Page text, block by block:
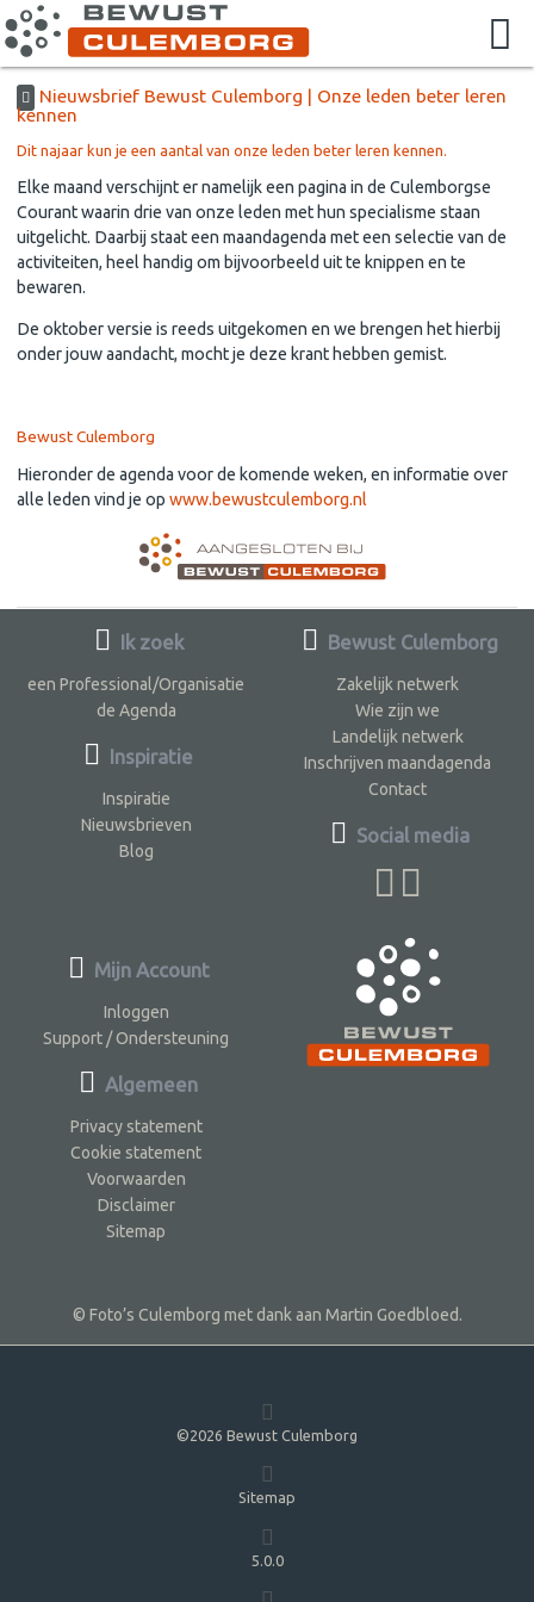
Nieuwsbrief Bewust Culemborg | Onze leden beter leren
kennen
Dit najaar kun je een aantal van onze leden beter leren kennen.
Elke maand verschijnt er namelijk een pagina in de Culemborgse
Courant waarin drie van onze leden met hun specialisme staan
uitgelicht. Daarbij staat een maandagenda met een selectie van de
activiteiten, heel handig om bijvoorbeeld uit te knippen en te
bewaren.
De oktober versie is reeds uitgekomen en we brengen het hierbij
onder jouw aandacht, mocht je deze krant hebben gemist.
Bewust Culemborg
Hieronder de agenda voor de komende weken, en informatie over
alle leden vind je op www.bewustculemborg.nl
Ik zoek
een Professional/Organisatie
de Agenda
Inspiratie
Inspiratie
Nieuwsbrieven
Blog
Bewust Culemborg
Zakelijk netwerk
Wie zijn we
Landelijk netwerk
Inschrijven maandagenda
Contact
Social media
Mijn Account
Inloggen
Support / Ondersteuning
Algemeen
Privacy statement
Cookie statement
Voorwaarden
Disclaimer
Sitemap
© Foto’s Culemborg met dank aan Martin Goedbloed.
©2026 Bewust Culemborg
Sitemap
5.0.0